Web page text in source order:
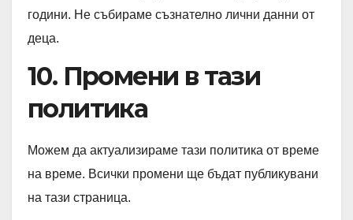
години. Не събираме съзнателно лични данни от
деца.
10. Промени в тази
политика
Можем да актуализираме тази политика от време
на време. Всички промени ще бъдат публикувани
на тази страница.